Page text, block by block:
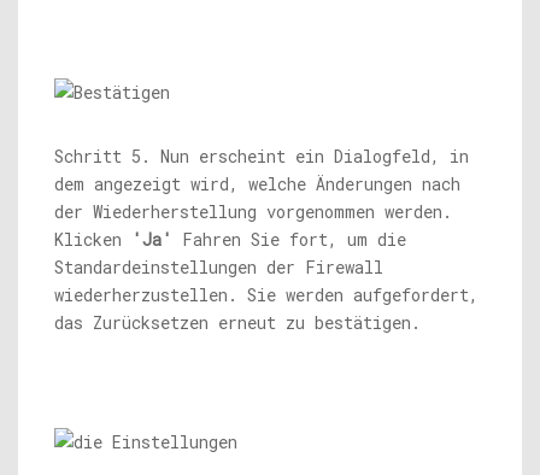
Schritt 5. Nun erscheint ein Dialogfeld, in
dem angezeigt wird, welche Änderungen nach
der Wiederherstellung vorgenommen werden.
Klicken
'Ja'
Fahren Sie fort, um die
Standardeinstellungen der Firewall
wiederherzustellen. Sie werden aufgefordert,
das Zurücksetzen erneut zu bestätigen.